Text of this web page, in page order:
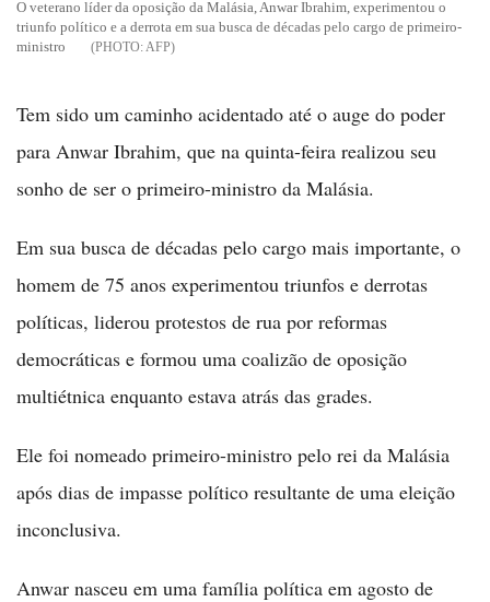
O veterano líder da oposição da Malásia, Anwar Ibrahim, experimentou o
triunfo político e a derrota em sua busca de décadas pelo cargo de primeiro-
ministro
AFP
Tem sido um caminho acidentado até o auge do poder
para Anwar Ibrahim, que na quinta-feira realizou seu
sonho de ser o primeiro-ministro da Malásia.
Em sua busca de décadas pelo cargo mais importante, o
homem de 75 anos experimentou triunfos e derrotas
políticas, liderou protestos de rua por reformas
democráticas e formou uma coalizão de oposição
multiétnica enquanto estava atrás das grades.
Ele foi nomeado primeiro-ministro pelo rei da Malásia
após dias de impasse político resultante de uma eleição
inconclusiva.
Anwar nasceu em uma família política em agosto de